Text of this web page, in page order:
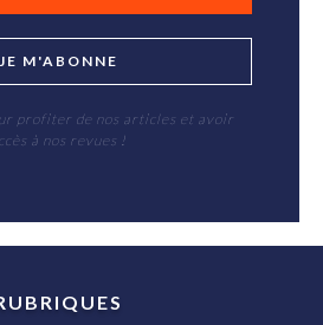
JE M'ABONNE
profiter de nos articles et avoir
à nos revues !